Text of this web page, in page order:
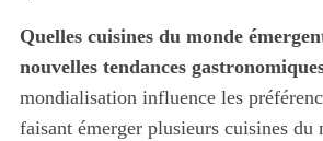
Quelles cuisines du monde
nouvelles tendances
mondialisation influence les
faisant émerger plusieurs cuisines du